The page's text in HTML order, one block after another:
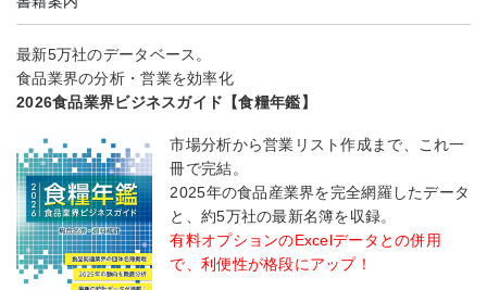
最新5万社のデータベース。
食品業界の分析・営業を効率化
2026食品業界ビジネスガイド【食糧年鑑】
市場分析から営業リスト作成まで、これ一
冊で完結。
2025年の食品産業界を完全網羅したデータ
と、約5万社の最新名簿を収録。
有料オプションのExcelデータとの併用
で、利便性が格段にアップ！